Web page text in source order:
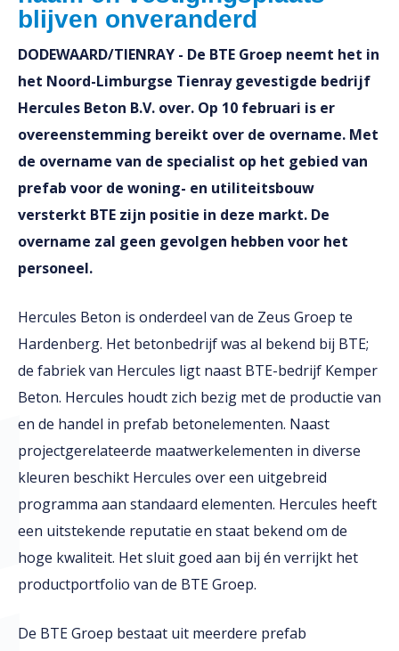
blijven onveranderd
DODEWAARD/TIENRAY - De BTE Groep neemt het in
het Noord-Limburgse Tienray gevestigde bedrijf
Hercules Beton B.V. over. Op 10 februari is er
overeenstemming bereikt over de overname. Met
de overname van de specialist op het gebied van
prefab voor de woning- en utiliteitsbouw
versterkt BTE zijn positie in deze markt. De
overname zal geen gevolgen hebben voor het
personeel.
Hercules Beton is onderdeel van de Zeus Groep te
Hardenberg. Het betonbedrijf was al bekend bij BTE;
de fabriek van Hercules ligt naast BTE-bedrijf Kemper
Beton. Hercules houdt zich bezig met de productie van
en de handel in prefab betonelementen. Naast
projectgerelateerde maatwerkelementen in diverse
kleuren beschikt Hercules over een uitgebreid
programma aan standaard elementen. Hercules heeft
een uitstekende reputatie en staat bekend om de
hoge kwaliteit. Het sluit goed aan bij én verrijkt het
productportfolio van de BTE Groep.
De BTE Groep bestaat uit meerdere prefab